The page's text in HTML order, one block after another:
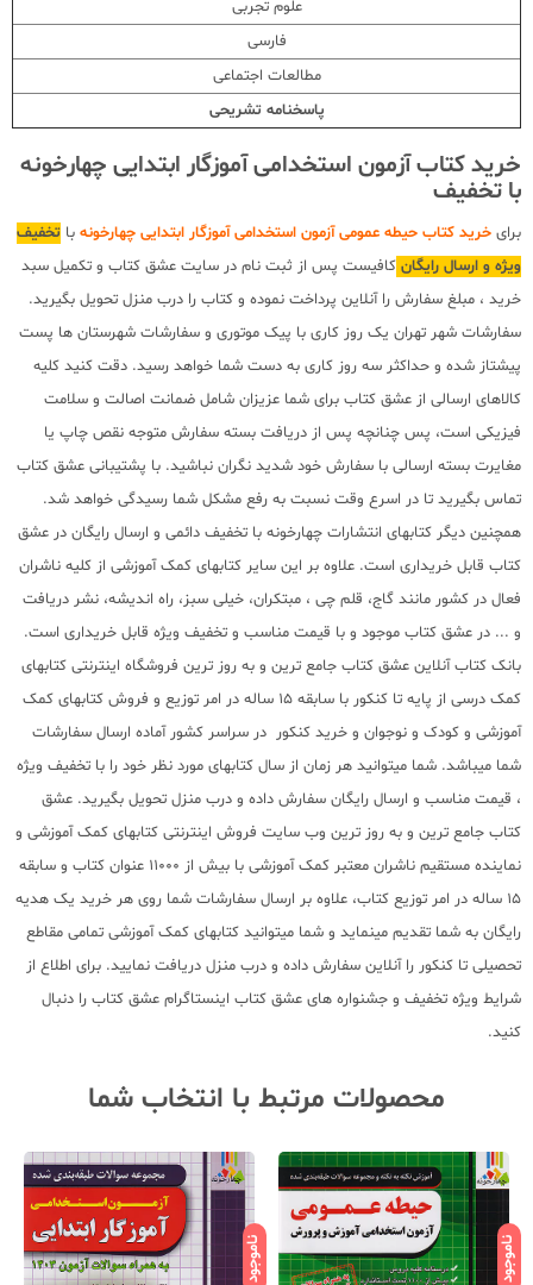
علوم تجربی
فارسی
مطالعات اجتماعی
پاسخنامه تشریحی
خرید کتاب آزمون استخدامی آموزگار ابتدایی چهارخونه
با تخفیف
برای خرید کتاب حیطه عمومی آزمون استخدامی آموزگار ابتدایی چهارخونه با تخفیف
ویژه و ارسال رایگان کافیست پس از ثبت نام در سایت عشق کتاب و تکمیل سبد
خرید ، مبلغ سفارش را آنلاین پرداخت نموده و کتاب را درب منزل تحویل بگیرید.
سفارشات شهر تهران یک روز کاری با پیک موتوری و سفارشات شهرستان ها پست
پیشتاز شده و حداکثر سه روز کاری به دست شما خواهد رسید. دقت کنید کلیه
کالاهای ارسالی از عشق کتاب برای شما عزیزان شامل ضمانت اصالت و سلامت
فیزیکی است، پس چنانچه پس از دریافت بسته سفارش متوجه نقص چاپ یا
مغایرت بسته ارسالی با سفارش خود شدید نگران نباشید. با پشتیبانی عشق کتاب
تماس بگیرید تا در اسرع وقت نسبت به رفع مشکل شما رسیدگی خواهد شد.
همچنین دیگر کتابهای انتشارات چهارخونه با تخفیف دائمی و ارسال رایگان در عشق
کتاب قابل خریداری است. علاوه بر این سایر کتابهای کمک آموزشی از کلیه ناشران
فعال در کشور مانند گاج، قلم چی ، مبتکران، خیلی سبز، راه اندیشه، نشر دریافت
و ... در عشق کتاب موجود و با قیمت مناسب و تخفیف ویژه قابل خریداری است.
بانک کتاب آنلاین عشق کتاب جامع ترین و به روز ترین فروشگاه اینترنتی کتابهای
کمک درسی از پایه تا کنکور با سابقه 15 ساله در امر توزیع و فروش کتابهای کمک
آموزشی و کودک و نوجوان و خرید کنکور در سراسر کشور آماده ارسال سفارشات
شما میباشد. شما میتوانید هر زمان از سال کتابهای مورد نظر خود را با تخفیف ویژه
، قیمت مناسب و ارسال رایگان سفارش داده و درب منزل تحویل بگیرید. عشق
کتاب جامع ترین و به روز ترین وب سایت فروش اینترنتی کتابهای کمک آموزشی و
نماینده مستقیم ناشران معتبر کمک آموزشی با بیش از 11000 عنوان کتاب و سابقه
15 ساله در امر توزیع کتاب، علاوه بر ارسال سفارشات شما روی هر خرید یک هدیه
رایگان به شما تقدیم مینماید و شما میتوانید کتابهای کمک آموزشی تمامی مقاطع
تحصیلی تا کنکور را آنلاین سفارش داده و درب منزل دریافت نمایید. برای اطلاع از
شرایط ویژه تخفیف و جشنواره های عشق کتاب اینستاگرام عشق کتاب را دنبال
کنید.
محصولات مرتبط با انتخاب شما
ناموجود ناموجود